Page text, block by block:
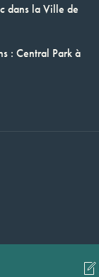
dans la Ville de
: Central Park à